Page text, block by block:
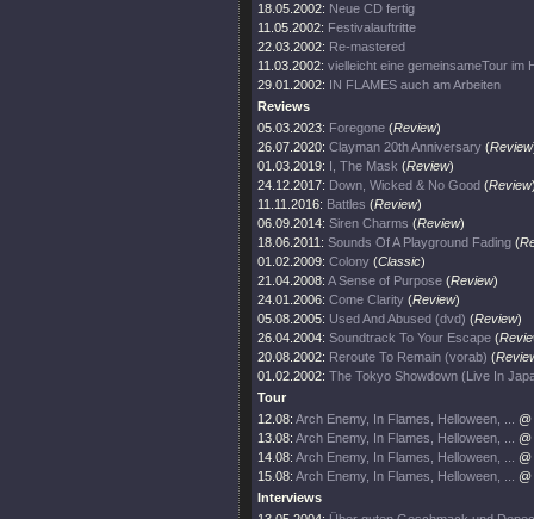
18.05.2002: Neue CD fertig
11.05.2002: Festivalauftritte
22.03.2002: Re-mastered
11.03.2002: vielleicht eine gemeinsameTour im
29.01.2002: IN FLAMES auch am Arbeiten
Reviews
05.03.2023: Foregone (Review)
26.07.2020: Clayman 20th Anniversary (Review
01.03.2019: I, The Mask (Review)
24.12.2017: Down, Wicked & No Good (Review
11.11.2016: Battles (Review)
06.09.2014: Siren Charms (Review)
18.06.2011: Sounds Of A Playground Fading (
01.02.2009: Colony (Classic)
21.04.2008: A Sense of Purpose (Review)
24.01.2006: Come Clarity (Review)
05.08.2005: Used And Abused (dvd) (Review)
26.04.2004: Soundtrack To Your Escape (
20.08.2002: Reroute To Remain (vorab) (
01.02.2002: The Tokyo Showdown (Live In
Tour
12.08: Arch Enemy, In Flames, Helloween, ...
13.08: Arch Enemy, In Flames, Helloween, ...
14.08: Arch Enemy, In Flames, Helloween, ...
15.08: Arch Enemy, In Flames, Helloween, ...
Interviews